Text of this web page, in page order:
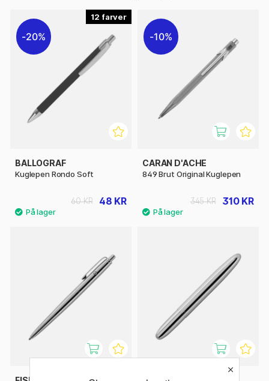
12
20%
BALLOGRAF
Kuglepen Rondo Soft
48 KR
60 KR
10%
CARAN D'ACHE
849 Brut Original Kuglepen
310 KR
345 KR